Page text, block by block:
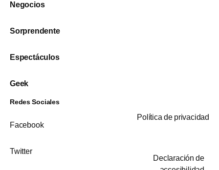
Negocios
Sorprendente
Espectáculos
Geek
Redes Sociales
Facebook
Twitter
Política de privacidad
Declaración de